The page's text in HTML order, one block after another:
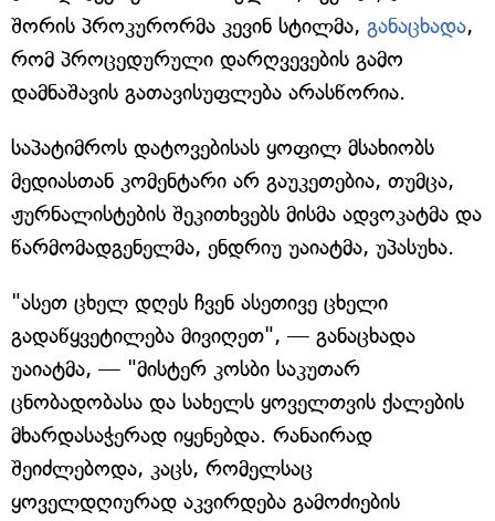
შორის პროკურორმა კევინ სტილმა, განაცხადა,
რომ პროცედურული დარღვევების გამო
დამნაშავის გათავისუფლება არასწორია.
საპატიმროს დატოვებისას ყოფილ მსახიობს
მედიასთან კომენტარი არ გაუკეთებია, თუმცა,
ჟურნალისტების შეკითხვებს მისმა ადვოკატმა და
წარმომადგენელმა, ენდრიუ უაიატმა, უპასუხა.
"ასეთ ცხელ დღეს ჩვენ ასეთივე ცხელი
გადაწყვეტილება მივიღეთ", — განაცხადა
უაიატმა, — "მისტერ კოსბი საკუთარ
ცნობადობასა და სახელს ყოველთვის ქალების
მხარდასაჭერად იყენებდა. რანაირად
შეიძლებოდა, კაცს, რომელსაც
ყოველდღიურად აკვირდება გამოძიების